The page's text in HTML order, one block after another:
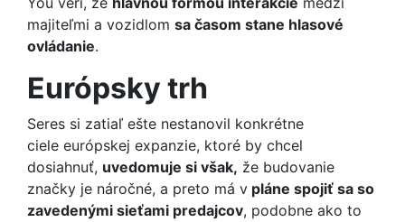
majiteľmi a vozidlom sa časom stane hlasové
ovládanie.
Európsky trh
Seres si zatiaľ ešte nestanovil konkrétne
ciele európskej expanzie, ktoré by chcel
dosiahnuť, uvedomuje si však, že budovanie
značky je náročné, a preto má v pláne spojiť sa so
zavedenými sieťami predajcov, podobne ako to